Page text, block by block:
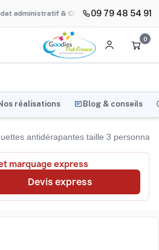
& Chorus Pro BAT
09 79 48 54 91
0
réalisations Blog & conseils
antidérapantes taille 3
marquage express
Devis express